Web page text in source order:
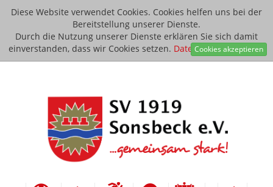
Diese Website verwendet Cookies. Cookies helfen uns bei der
Bereitstellung unserer Dienste.
Durch die Nutzung unserer Dienste erklären Sie sich damit
einverstanden, dass wir Cookies setzen. Datenschutzerklärung
Cookies akzeptieren